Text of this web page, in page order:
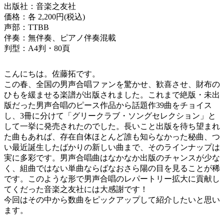
出版社：音楽之友社
価格：各 2,200円(税込)
声部：TTBB
伴奏：無伴奏、ピアノ伴奏混載
判型：A4判・80頁
こんにちは。佐藤拓です。
この春、全国の男声合唱ファンを驚かせ、歓喜させ、財布の
ひもを緩ませる楽譜が出版されました。これまで絶版・未出
版だった男声合唱のピース作品から話題作39曲をチョイス
し、3冊に分けて「グリークラブ・ソングセレクション」と
して一挙に発売されたのでした。長いこと出版を待ち望まれ
た曲もあれば、存在自体ほとんど誰も知らなかった秘曲、つ
い最近誕生したばかりの新しい曲まで、そのラインナップは
実に多彩です。男声合唱曲はなかなか出版のチャンスが少な
く、組曲ではない単曲ならばなおさら陽の目を見ることが稀
です。このような形で男声合唱のレパートリー拡大に貢献し
てくだった音楽之友社には大感謝です！
今回はその中から数曲をピックアップして紹介したいと思い
ます。